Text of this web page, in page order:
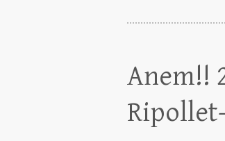
rt
x
Anem!!